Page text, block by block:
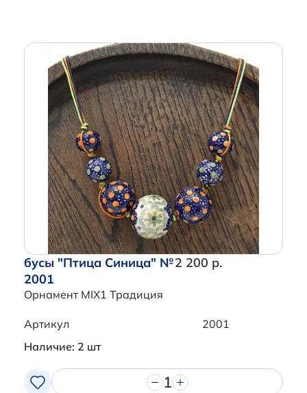
бусы "Птица Синица" №
2001
Орнамент MIX1 Традиция
2 200 р.
Артикул
2001
Наличие: 2 шт
1